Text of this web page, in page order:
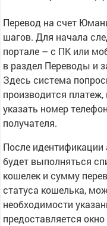
Перевод на счет
шагов. Для начала
портале – с ПК или
в раздел Переводы и
Здесь система
производится платеж,
указать номер
получателя.
После идентификации
будет выполняться
кошелек и сумму
статуса кошелька,
необходимости
предоставляется